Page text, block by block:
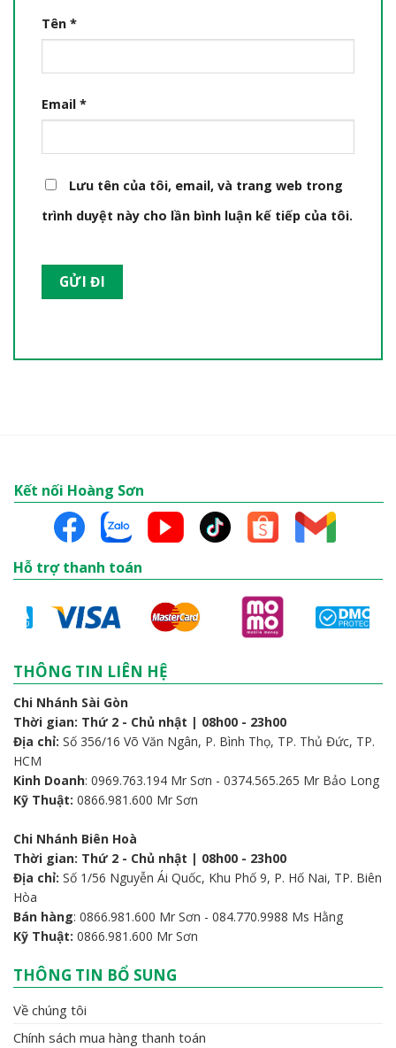
Tên *
Email *
Lưu tên của tôi, email, và trang web trong
trình duyệt này cho lần bình luận kế tiếp của tôi.
Kết nối Hoàng Sơn
Hỗ trợ thanh toán
THÔNG TIN LIÊN HỆ
Chi Nhánh Sài Gòn
Thời gian: Thứ 2 - Chủ nhật | 08h00 - 23h00
Địa chỉ: Số 356/16 Võ Văn Ngân, P. Bình Thọ, TP. Thủ Đức, TP.
HCM
Kinh Doanh: 0969.763.194 Mr Sơn - 0374.565.265 Mr Bảo Long
Kỹ Thuật: 0866.981.600 Mr Sơn
Chi Nhánh Biên Hoà
Thời gian: Thứ 2 - Chủ nhật | 08h00 - 23h00
Địa chỉ: Số 1/56 Nguyễn Ái Quốc, Khu Phố 9, P. Hố Nai, TP. Biên
Hòa
Bán hàng: 0866.981.600 Mr Sơn - 084.770.9988 Ms Hằng
Kỹ Thuật: 0866.981.600 Mr Sơn
THÔNG TIN BỔ SUNG
Về chúng tôi
Chính sách mua hàng thanh toán